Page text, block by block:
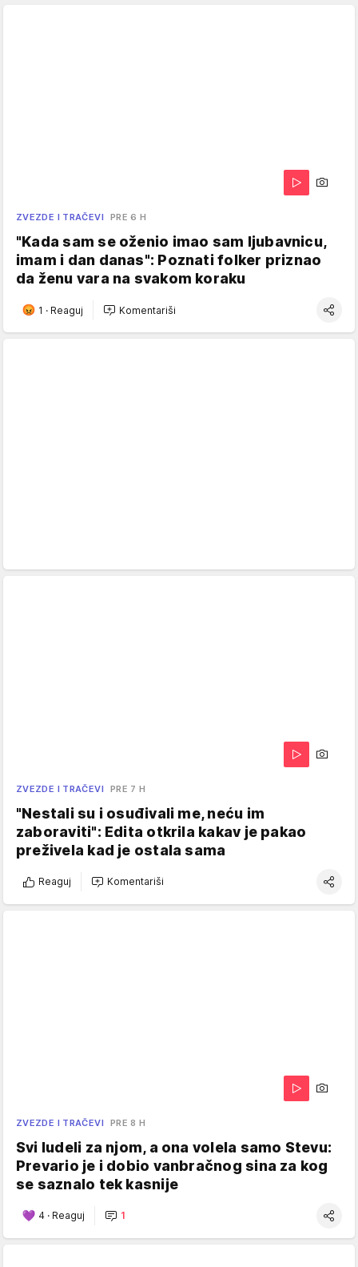
ZVEZDE I TRAČEVI PRE 6 H
"Kada sam se oženio imao sam ljubavnicu,
imam i dan danas": Poznati folker priznao
da ženu vara na svakom koraku
1 · Reaguj Komentariši
ZVEZDE I TRAČEVI PRE 7 H
"Nestali su i osuđivali me, neću im
zaboraviti": Edita otkrila kakav je pakao
preživela kad je ostala sama
Reaguj Komentariši
ZVEZDE I TRAČEVI PRE 8 H
Svi ludeli za njom, a ona volela samo Stevu:
Prevario je i dobio vanbračnog sina za kog
se saznalo tek kasnije
4 · Reaguj 1